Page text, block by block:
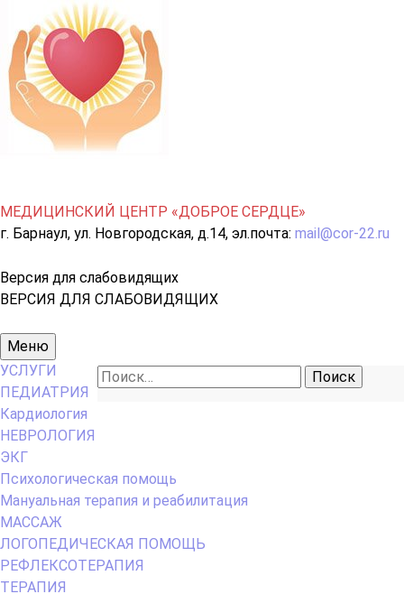
МЕДИЦИНСКИЙ ЦЕНТР «ДОБРОЕ СЕРДЦЕ»
г. Барнаул, ул. Новгородская, д.14, эл.почта: mail@cor-22.ru
Версия для слабовидящих
ВЕРСИЯ ДЛЯ СЛАБОВИДЯЩИХ
Основное
меню
Меню
Найти:
УСЛУГИ
ПЕДИАТРИЯ
Кардиология
НЕВРОЛОГИЯ
ЭКГ
Психологическая помощь
Мануальная терапия и реабилитация
МАССАЖ
ЛОГОПЕДИЧЕСКАЯ ПОМОЩЬ
РЕФЛЕКСОТЕРАПИЯ
ТЕРАПИЯ